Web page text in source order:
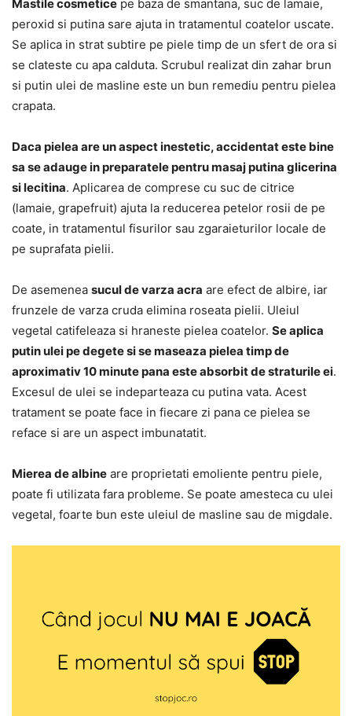
Mastile cosmetice pe baza de smantana, suc de lamaie,
peroxid si putina sare ajuta in tratamentul coatelor uscate.
Se aplica in strat subtire pe piele timp de un sfert de ora si
se clateste cu apa calduta. Scrubul realizat din zahar brun
si putin ulei de masline este un bun remediu pentru pielea
crapata.
Daca pielea are un aspect inestetic, accidentat este bine
sa se adauge in preparatele pentru masaj putina glicerina
si lecitina. Aplicarea de comprese cu suc de citrice
(lamaie, grapefruit) ajuta la reducerea petelor rosii de pe
coate, in tratamentul fisurilor sau zgaraieturilor locale de
pe suprafata pielii.
De asemenea sucul de varza acra are efect de albire, iar
frunzele de varza cruda elimina roseata pielii. Uleiul
vegetal catifeleaza si hraneste pielea coatelor. Se aplica
putin ulei pe degete si se maseaza pielea timp de
aproximativ 10 minute pana este absorbit de straturile ei.
Excesul de ulei se indeparteaza cu putina vata. Acest
tratament se poate face in fiecare zi pana ce pielea se
reface si are un aspect imbunatatit.
Mierea de albine are proprietati emoliente pentru piele,
poate fi utilizata fara probleme. Se poate amesteca cu ulei
vegetal, foarte bun este uleiul de masline sau de migdale.